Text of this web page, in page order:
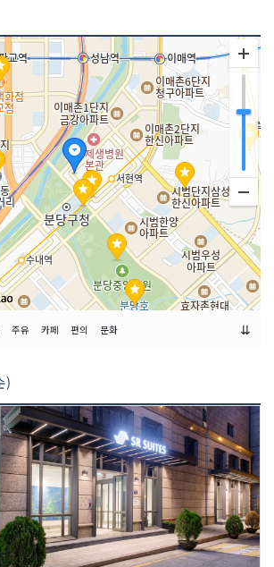
연중무휴
숙성목살 / 숙성오겹살 / 가브리살 / 갈매
기살 등
20090281569
주유 카페 편의 문화 ⇊
)